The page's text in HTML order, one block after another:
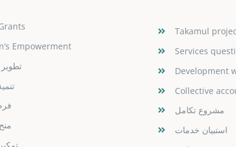
Empowerment
Takamul
Services
Development
Collective
مشروع تكامل
استبيان خدمات